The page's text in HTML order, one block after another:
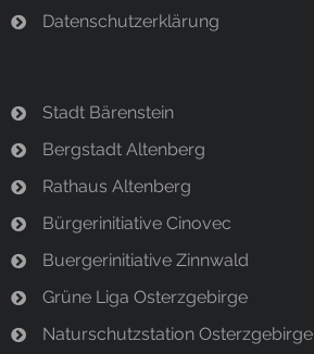
Datenschutzerklärung
Stadt Bärenstein
Bergstadt Altenberg
Rathaus Altenberg
Bürgerinitiative Cinovec
Buergerinitiative Zinnwald
Grüne Liga Osterzgebirge
Naturschutzstation Osterzgebirge